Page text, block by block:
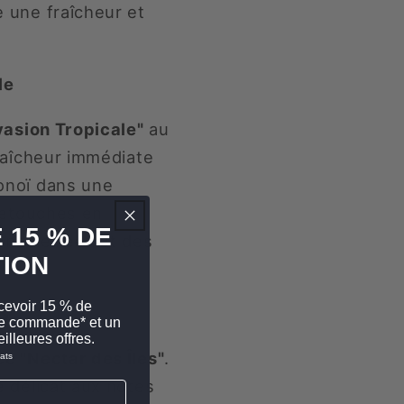
une fraîcheur et
Tropicale" au
immédiate
dans une
en
et des
"Nectar des Îles".
délicat aux notes
15 % DE
15 % de
commande* et un
offres.